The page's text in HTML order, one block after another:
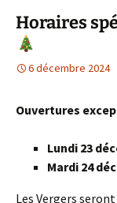
Horaires
6 décembre 2024
Ouvertures
Lundi 23
Mardi 24
Les Vergers